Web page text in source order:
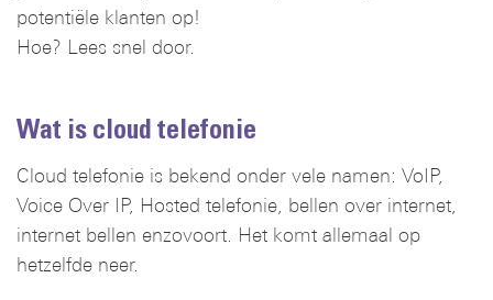
potentiële klanten op!
Hoe? Lees snel door.
Wat is cloud telefonie
Cloud telefonie is bekend onder vele namen: VoIP,
Voice Over IP, Hosted telefonie, bellen over internet,
internet bellen enzovoort. Het komt allemaal op
hetzelfde neer.